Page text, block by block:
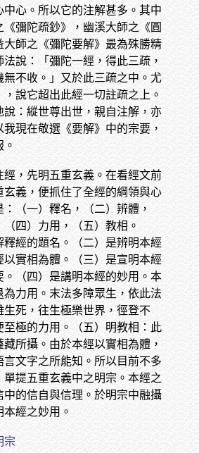
中心。所以它的注解甚多。其中
《彌陀疏鈔》，幽溪大師之《圓
大師之《彌陀要解》最為殊勝精
說：「彌陀一經，得此三疏，
無不收。」又於此三疏之中。尤
說它超出此經一切註疏之上。
說：縱世尊出世，親自注解，亦
現在敬選《要解》中的宗要，
。
經，先明五重玄義。在看經文前
玄義，便抓住了全經的綱領與心
：（一）釋名，（二）辨體，
（四）力用，（五）教相。
釋經的題名。（二）是辨明本經
以實相為體。（三）是宣明本經
。（四）是講明本經的妙用。本
為力用。末法多障眾生，依此法
生死，往生極樂世界，徑登不
至極的力用。（五）明教相：此
所攝。由於本經以實相為體，
言文字之所能知。所以目前不多
單提五重玄義中之明宗。本經之
中的信自與信理。於明宗中融攝
經之妙用。
宗